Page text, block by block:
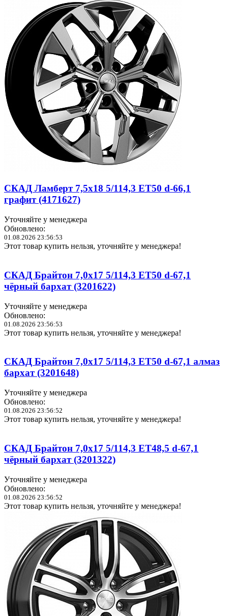
СКАД Ламберт 7,5x18 5/114,3 ET50 d-66,1
графит (4171627)
Уточняйте у менеджера
Обновлено:
01.08.2026 23:56:53
Этот товар купить нельзя, уточняйте у менеджера!
СКАД Брайтон 7,0x17 5/114,3 ET50 d-67,1
чёрный бархат (3201622)
Уточняйте у менеджера
Обновлено:
01.08.2026 23:56:53
Этот товар купить нельзя, уточняйте у менеджера!
СКАД Брайтон 7,0x17 5/114,3 ET50 d-67,1 алмаз
бархат (3201648)
Уточняйте у менеджера
Обновлено:
01.08.2026 23:56:52
Этот товар купить нельзя, уточняйте у менеджера!
СКАД Брайтон 7,0x17 5/114,3 ET48,5 d-67,1
чёрный бархат (3201322)
Уточняйте у менеджера
Обновлено:
01.08.2026 23:56:52
Этот товар купить нельзя, уточняйте у менеджера!